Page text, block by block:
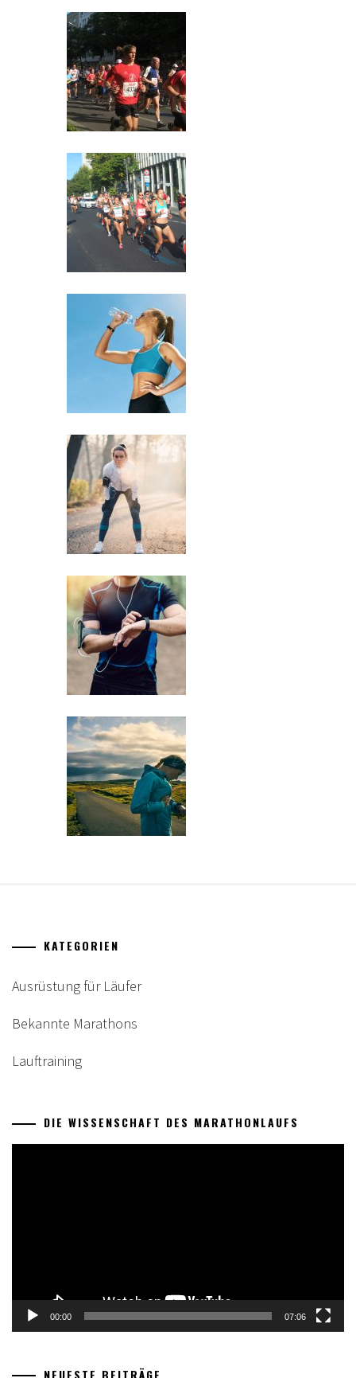
KATEGORIEN
Ausrüstung für Läufer
Bekannte Marathons
Lauftraining
DIE WISSENSCHAFT DES MARATHONLAUFS
00:00 07:06
NEUESTE BEITRÄGE